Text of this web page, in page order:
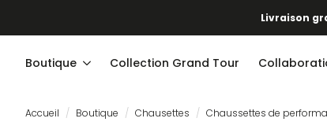
Livraison
Boutique Collection Grand Tour
Accueil Boutique Chausettes Chaussettes de